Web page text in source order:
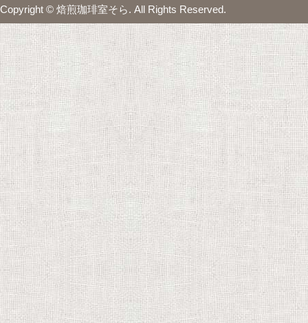
Copyright © 焙煎珈琲室そら. All Rights Reserved.